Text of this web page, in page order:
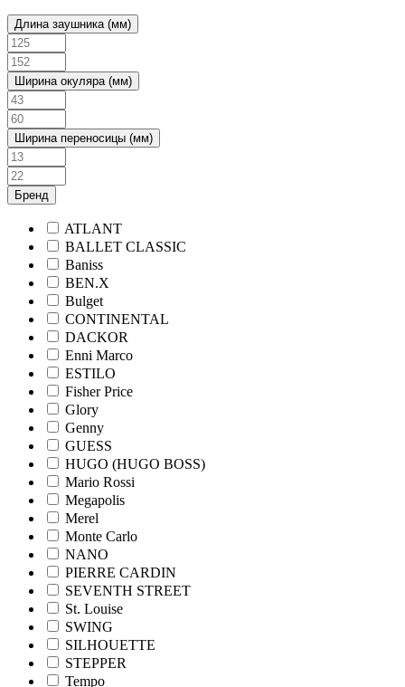
Длина заушника (мм)
Ширина окуляра (мм)
Ширина переносицы (мм)
Бренд
ATLANT
BALLET CLASSIC
Baniss
BEN.X
Bulget
CONTINENTAL
DACKOR
Enni Marco
ESTILO
Fisher Price
Glory
Genny
GUESS
HUGO (HUGO BOSS)
Mario Rossi
Megapolis
Merel
Monte Carlo
NANO
PIERRE CARDIN
SEVENTH STREET
St. Louise
SWING
SILHOUETTE
STEPPER
Tempo